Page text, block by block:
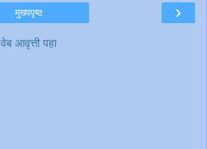
›
मुख्यपृष्ठ
वेब आवृत्ती पहा